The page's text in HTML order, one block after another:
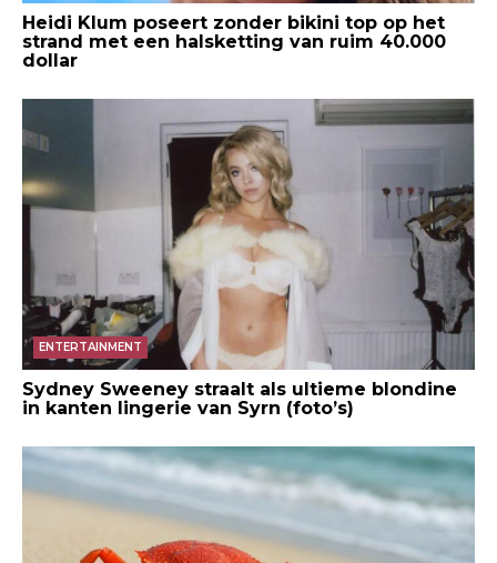
Heidi Klum poseert zonder bikini top op het
strand met een halsketting van ruim 40.000
dollar
ENTERTAINMENT
Sydney Sweeney straalt als ultieme blondine
in kanten lingerie van Syrn (foto’s)